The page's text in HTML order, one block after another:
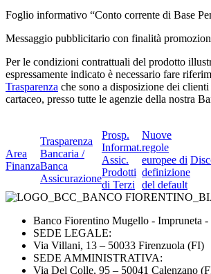
Foglio informativo “Conto corrente di Base
Messaggio pubblicitario con finalità
Per le condizioni contrattuali del prodotto
espressamente indicato è necessario fare
Trasparenza che sono a disposizione dei
cartaceo, presso tutte le agenzie della nostra
Area
Finanza
Trasparenza
Bancaria /
Banca
Assicurazione
Prosp.
Informat.
Assic.
Prodotti
di Terzi
Nuove
regole
europee di
definizione
del default
Banco Fiorentino Mugello - Impruneta -
SEDE LEGALE:
Via Villani, 13 – 50033 Firenzuola (FI)
SEDE AMMINISTRATIVA:
Via Del Colle, 95 – 50041 Calenzano